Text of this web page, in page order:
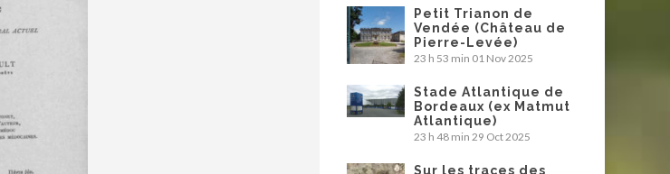
Petit Trianon de
Vendée (Château de
Pierre-Levée)
23 h 53 min 01 Nov 2025
Stade Atlantique de
Bordeaux (ex Matmut
Atlantique)
23 h 48 min 29 Oct 2025
Sur les traces des